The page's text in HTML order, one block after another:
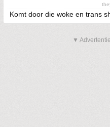
Komt door die woke en trans
▼